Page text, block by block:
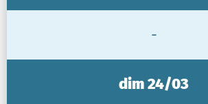
-
dim 24/03